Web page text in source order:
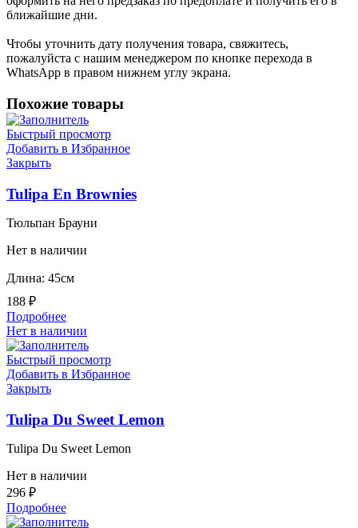
ближайшие дни.
Чтобы уточнить дату получения товара, свяжитесь,
пожалуйста с нашим менеджером по кнопке перехода в
WhatsApp в правом нижнем углу экрана.
Похожие товары
Быстрый просмотр
Добавить в Избранное
Закрыть
Tulipa En Brownies
Тюльпан Брауни
Нет в наличии
Длина: 45см
188 ₽
Подробнее
Нет в наличии
Быстрый просмотр
Добавить в Избранное
Закрыть
Tulipa Du Sweet Lemon
Tulipa Du Sweet Lemon
Нет в наличии
296 ₽
Подробнее